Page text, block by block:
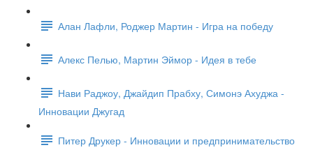
Алан Лафли, Роджер Мартин - Игра на победу
Алекс Пелью, Мартин Эймор - Идея в тебе
Нави Раджоу, Джайдип Прабху, Симонэ Ахуджа -
Инновации Джугад
Питер Друкер - Инновации и предпринимательство